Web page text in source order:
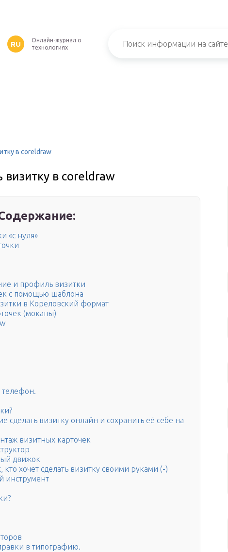
RU
Онлайн-журнал о
технологиях
в coreldraw
визитку в coreldraw
«с нуля»
и профиль визитки
с помощью шаблона
в Кореловский формат
(мокапы)
телефон.
сделать визитку онлайн и сохранить её себе на
визитных карточек
движок
кто хочет сделать визитку своими руками (-)
инструмент
в типографию.